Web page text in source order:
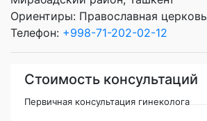
Ориентиры: Православная церковь
Телефон: +998-71-202-02-12
Стоимость консультаций
Первичная консультация гинеколога